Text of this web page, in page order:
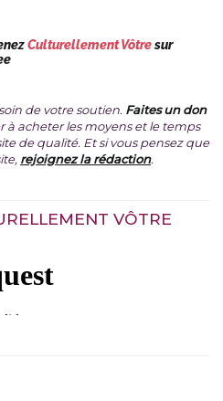
Culturellement Vôtresur
de votre soutien. Faites un don
à acheter les moyens et le temps
de qualité. Et si vous pensez que
rejoignez la rédaction.
VÔTRE